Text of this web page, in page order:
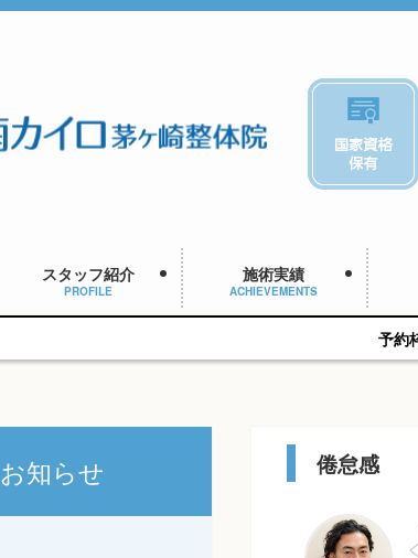
スタッフ紹介
PROFILE
施術実績
ACHIEVEMENTS
予約枠に限りがある
倦怠感
お知らせ